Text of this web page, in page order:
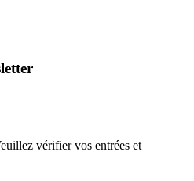
vérifier vos entrées et